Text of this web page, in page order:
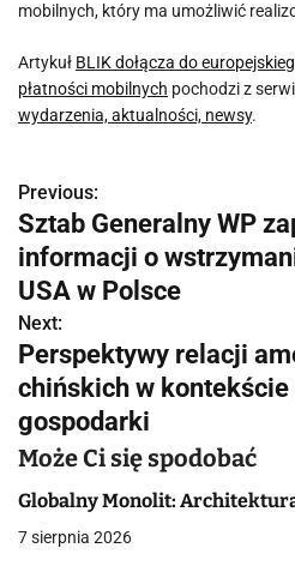
mobilnych, który ma umożliwić
Artykuł BLIK dołącza do
płatności mobilnych pochodzi z
wydarzenia, aktualności, newsy.
N
a
w
i
g
a
c
j
Previous:
Sztab Generalny WP
informacji o
USA w Polsce
Next:
Perspektywy relacji
chińskich w
gospodarki
Może Ci się spodobać
Globalny Monolit:
7 sierpnia 2026